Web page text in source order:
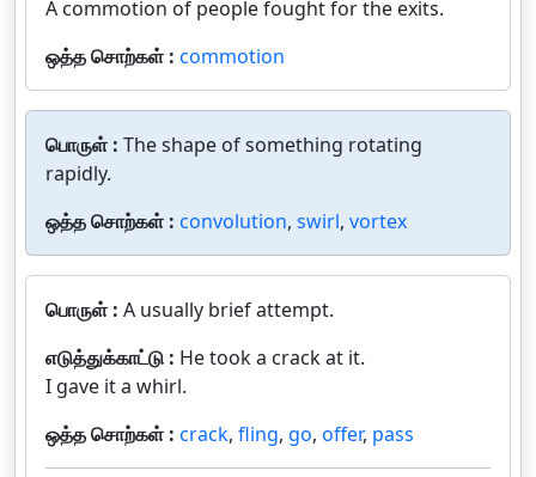
A commotion of people fought for the exits.
ஒத்த சொற்கள் : commotion
பொருள் : The shape of something rotating
rapidly.
ஒத்த சொற்கள் : convolution, swirl, vortex
பொருள் : A usually brief attempt.
எடுத்துக்காட்டு : He took a crack at it.
I gave it a whirl.
ஒத்த சொற்கள் : crack, fling, go, offer, pass